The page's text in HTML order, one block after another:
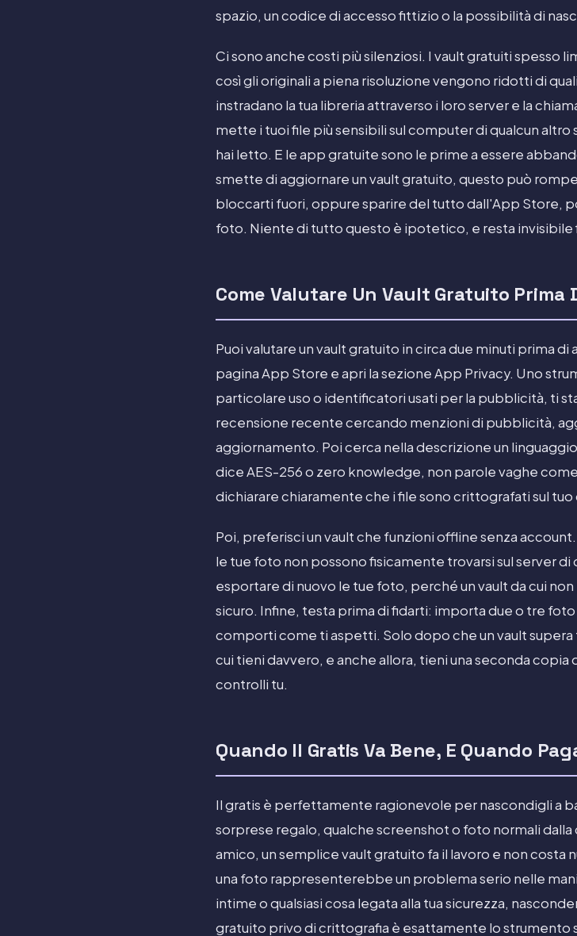
spazio, un codice di accesso fittizio o la possibilità di
Ci sono anche costi più silenziosi. I vault gratuiti spesso
così gli originali a piena risoluzione vengono ridotti di
instradano la tua libreria attraverso i loro server e la
mette i tuoi file più sensibili sul computer di qualcun
hai letto. E le app gratuite sono le prime a essere
smette di aggiornare un vault gratuito, questo può
bloccarti fuori, oppure sparire del tutto dall'App Store,
foto. Niente di tutto questo è ipotetico, e resta invisibile
Come Valutare Un Vault Gratuito Prima
Puoi valutare un vault gratuito in circa due minuti prima di
pagina App Store e apri la sezione App Privacy. Uno
particolare uso o identificatori usati per la pubblicità, ti
recensione recente cercando menzioni di pubblicità,
aggiornamento. Poi cerca nella descrizione un
dice AES-256 o zero knowledge, non parole vaghe
dichiarare chiaramente che i file sono crittografati sul
Poi, preferisci un vault che funzioni offline senza
le tue foto non possono fisicamente trovarsi sul server
esportare di nuovo le tue foto, perché un vault da cui
sicuro. Infine, testa prima di fidarti: importa due o tre
comporti come ti aspetti. Solo dopo che un vault
cui tieni davvero, e anche allora, tieni una seconda
controlli tu.
Quando Il Gratis Va Bene, E Quando
Il gratis è perfettamente ragionevole per nascondigli a
sorprese regalo, qualche screenshot o foto normali
amico, un semplice vault gratuito fa il lavoro e non costa
una foto rappresenterebbe un problema serio nelle
intime o qualsiasi cosa legata alla tua sicurezza,
gratuito privo di crittografia è esattamente lo strumento